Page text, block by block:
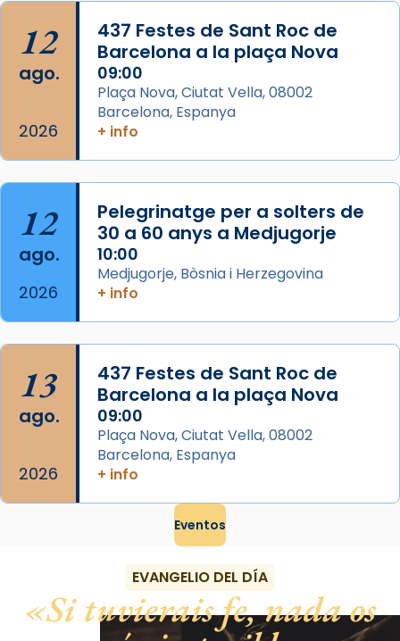
Acompanyant la història de sant Cugat, a
partir de l’Edat Mitjana sorgeix la tradició
que les santes Juliana (“relatiu a Júlia”) i
Semproniana (“relatiu a Semprònia =
eterna”) són deixebles seves. I l’any 1667, el
frare Joan Gaspar Roig, afirma en una obra
que les santes són filles de l’antiga Iluro.
Mataró en reivindicarà les relíq
Foto
View on Facebook ·
12
ago.
2026
437 Festes de Sant Roc de
Barcelona a la plaça Nova
09:00
Plaça Nova, Ciutat Vella, 08002
Barcelona, Espanya
+ info
12
ago.
2026
Pelegrinatge per a solters de
30 a 60 anys a Medjugorje
10:00
Medjugorje, Bòsnia i Herzegovina
+ info
13
ago.
2026
437 Festes de Sant Roc de
Barcelona a la plaça Nova
09:00
Plaça Nova, Ciutat Vella, 08002
Barcelona, Espanya
+ info
Eventos
EVANGELIO DEL DÍA
Si tuvierais fe, nada os